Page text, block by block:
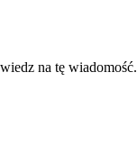
na tę wiadomość.